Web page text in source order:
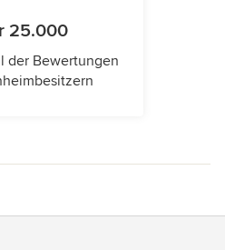
25.000
der Bewertungen